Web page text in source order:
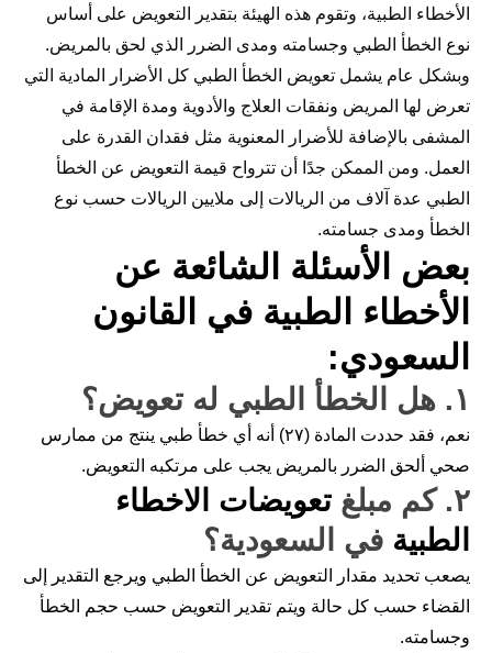
الأخطاء الطبية، وتقوم هذه الهيئة بتقدير التعويض على أساس
نوع الخطأ الطبي وجسامته ومدى الضرر الذي لحق بالمريض.
وبشكل عام يشمل تعويض الخطأ الطبي كل الأضرار المادية التي
تعرض لها المريض ونفقات العلاج والأدوية ومدة الإقامة في
المشفى بالإضافة للأضرار المعنوية مثل فقدان القدرة على
العمل. ومن الممكن جدًا أن تترواح قيمة التعويض عن الخطأ
الطبي عدة آلاف من الريالات إلى ملايين الريالات حسب نوع
الخطأ ومدى جسامته.
بعض الأسئلة الشائعة عن
الأخطاء الطبية في القانون
السعودي:
١. هل الخطأ الطبي له تعويض؟
نعم، فقد حددت المادة (٢٧) أنه أي خطأ طبي ينتج من ممارس
صحي ألحق الضرر بالمريض يجب على مرتكبه التعويض.
٢. كم مبلغ
تعويضات الاخطاء
الطبية في السعودية؟
يصعب تحديد مقدار التعويض عن الخطأ الطبي ويرجع التقدير إلى
القضاء حسب كل حالة ويتم تقدير التعويض حسب حجم الخطأ
وجسامته.